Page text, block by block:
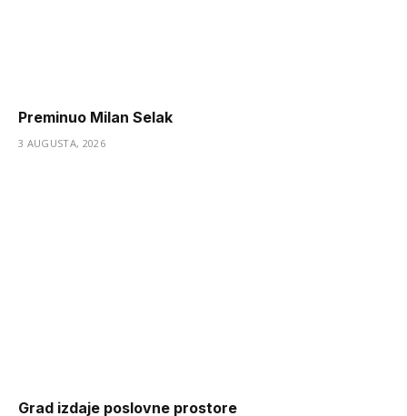
Preminuo Milan Selak
3 AUGUSTA, 2026
Grad izdaje poslovne prostore